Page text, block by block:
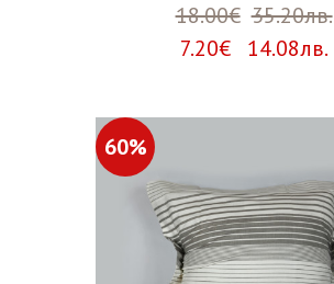
18.00€ 35.20лв.
7.20€ 14.08лв.
60%